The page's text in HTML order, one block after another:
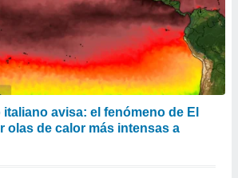
avisa: el fenómeno de El
olas de calor más intensas a